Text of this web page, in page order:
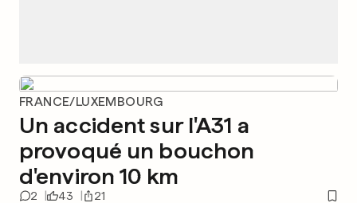
FRANCE/LUXEMBOURG
Un accident sur l'A31 a
provoqué un bouchon
d'environ 10 km
2 43 21